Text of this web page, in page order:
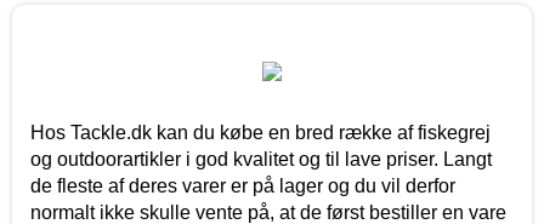
Hos Tackle.dk kan du købe en bred række af fiskegrej
og outdoorartikler i god kvalitet og til lave priser. Langt
de fleste af deres varer er på lager og du vil derfor
normalt ikke skulle vente på, at de først bestiller en vare